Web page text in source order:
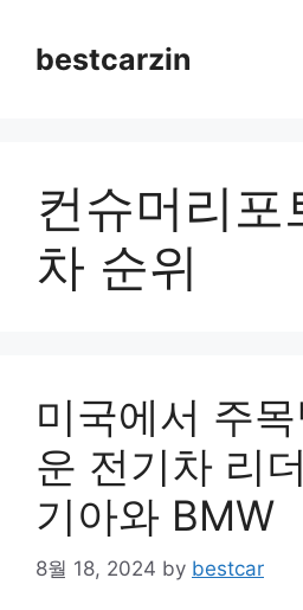
contentbestcarzin
컨슈머리포
차 순위
미국에서 주
운 전기차 리
기아와 BMW
8월 18, 2024 by bestcar